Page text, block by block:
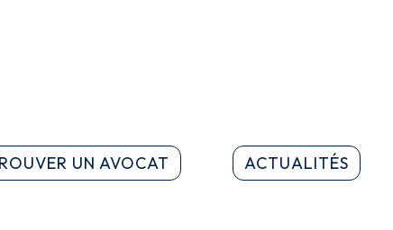
UN AVOCAT ACTUALITÉS